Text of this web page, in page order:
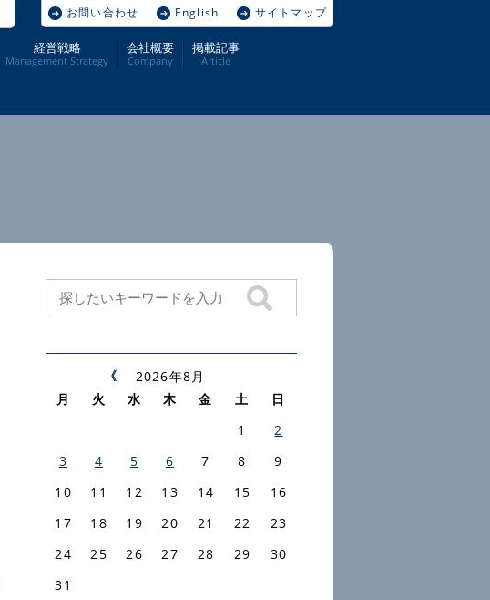
経営戦略
Management Strategy
会社概要
Company
掲載記事
Article
お問い合わせ English サイトマップ
2026年8月
月
火 水 木 金 土
日
1
2
3
4 5 6 7 8
9
10
11 12 13 14 15
16
17
18 19 20 21 22
23
24
25 26 27 28 29
30
31